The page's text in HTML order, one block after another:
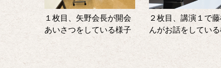
１枚目、矢野会長が開会
あいさつをしている様子
２枚目、講演１で
んがお話をしてい